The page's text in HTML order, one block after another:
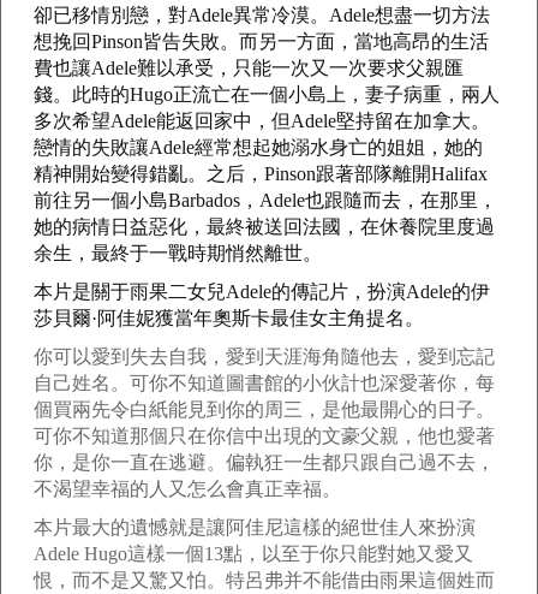
卻已移情別戀，對Adele異常冷漠。Adele想盡一切方法
想挽回Pinson皆告失敗。而另一方面，當地高昂的生活
費也讓Adele難以承受，只能一次又一次要求父親匯
錢。此時的Hugo正流亡在一個小島上，妻子病重，兩人
多次希望Adele能返回家中，但Adele堅持留在加拿大。
戀情的失敗讓Adele經常想起她溺水身亡的姐姐，她的
精神開始變得錯亂。之后，Pinson跟著部隊離開Halifax
前往另一個小島Barbados，Adele也跟隨而去，在那里，
她的病情日益惡化，最終被送回法國，在休養院里度過
余生，最終于一戰時期悄然離世。
本片是關于雨果二女兒Adele的傳記片，扮演Adele的伊
莎貝爾·阿佳妮獲當年奧斯卡最佳女主角提名。
你可以愛到失去自我，愛到天涯海角隨他去，愛到忘記
自己姓名。可你不知道圖書館的小伙計也深愛著你，每
個買兩先令白紙能見到你的周三，是他最開心的日子。
可你不知道那個只在你信中出現的文豪父親，他也愛著
你，是你一直在逃避。偏執狂一生都只跟自己過不去，
不渴望幸福的人又怎么會真正幸福。
本片最大的遺憾就是讓阿佳尼這樣的絕世佳人來扮演
Adele Hugo這樣一個13點，以至于你只能對她又愛又
恨，而不是又驚又怕。特呂弗并不能借由雨果這個姓而